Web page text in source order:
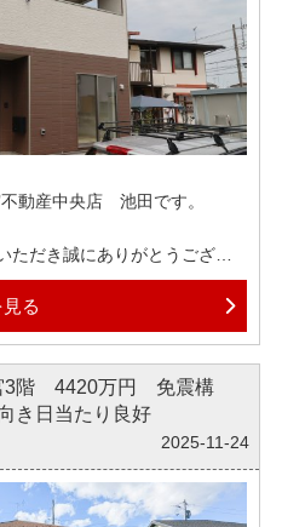
物件がございましたら、ぜひ
。
動産中央店 池田です。
ただき誠にありがとうござい
フルエンザが流行っているよ
、真岡市にある日光開山の
寺に行ってきました。
が、雰囲気のある良い所でし
生まれたのか、と歴史にふれ
る
3階 4420万円 免震構
き日当たり良好
2025-11-24